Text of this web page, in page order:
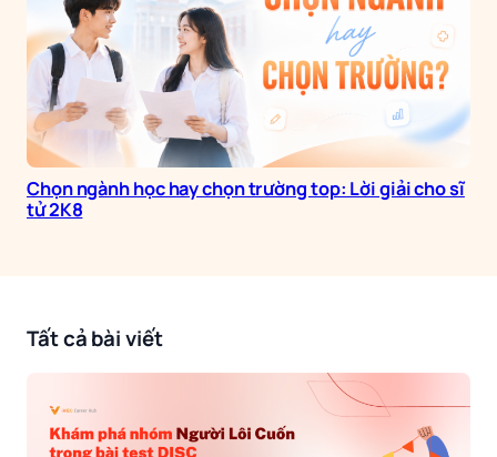
Chọn ngành học hay chọn trường top: Lời giải cho sĩ
tử 2K8
Tất cả bài viết